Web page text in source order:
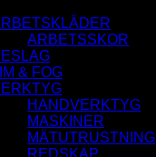
ARBETSSKOR
& FOG
HANDVERKTYG
MASKINER
MÄTUTRUSTNING